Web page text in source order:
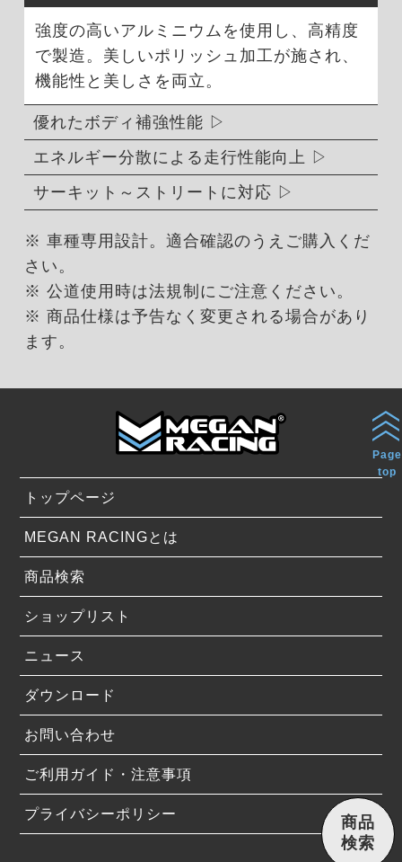
強度の高いアルミニウムを使用し、高精度
で製造。美しいポリッシュ加工が施され、
機能性と美しさを両立。
優れたボディ補強性能
エネルギー分散による走行性能向上
サーキット～ストリートに対応
※ 車種専用設計。適合確認のうえご購入くだ
さい。
※ 公道使用時は法規制にご注意ください。
※ 商品仕様は予告なく変更される場合があり
ます。
トップページ
MEGAN RACINGとは
商品検索
ショップリスト
ニュース
ダウンロード
お問い合わせ
ご利用ガイド・注意事項
プライバシーポリシー
Page
top
商品
検索